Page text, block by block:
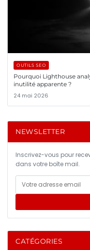
OUTILS SEO
Pourquoi Lighthouse
inutilité apparente ?
24 mai 2026
NEWSLETTER
Inscrivez-vous pour
dans votre boîte mail.
CATÉGORIES